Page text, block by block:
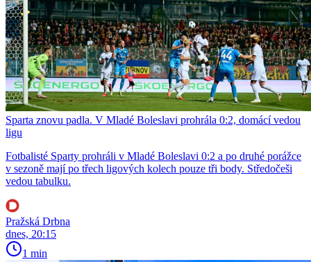
Sparta znovu padla. V Mladé Boleslavi prohrála 0:2, domácí vedou
ligu
Fotbalisté Sparty prohráli v Mladé Boleslavi 0:2 a po druhé porážce
v sezoně mají po třech ligových kolech pouze tři body. Středočeši
vedou tabulku.
Pražská Drbna
dnes, 20:15
1 min